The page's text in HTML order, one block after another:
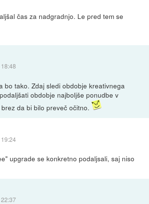
čas za nadgradnjo. Le pred tem se
bo tako. Zdaj sledi obdobje kreativnega
obdobje najboljše ponudbe v
da bi bilo preveč očitno.
upgrade se konkretno podaljsali, saj niso